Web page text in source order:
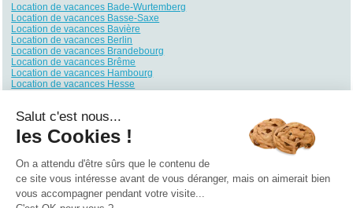
Location de vacances Bade-Wurtemberg
Location de vacances Basse-Saxe
Location de vacances Bavière
Location de vacances Berlin
Location de vacances Brandebourg
Location de vacances Brême
Location de vacances Hambourg
Location de vacances Hesse
Location de vacances Rhénanie-Palatinat
Location de vacances Sarre
Location de vacances Saxe
Location de vacances Schleswig-Holstein
Location de vacances Thuringe
Qui sommes nous ? |Contactez-nous
Salut c'est nous...
les Cookies !
On a attendu d'être sûrs que le contenu de
ce site vous intéresse avant de vous déranger, mais on aimerait bien
vous accompagner pendant votre visite...